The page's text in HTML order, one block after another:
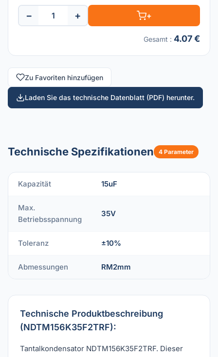
− + +
Gesamt : 4.07 €
Zu Favoriten hinzufügen
Laden Sie das technische Datenblatt (PDF) herunter.
Technische Spezifikationen 4 Parameter
Kapazität 15uF
Max.
Betriebsspannung
35V
Toleranz ±10%
Abmessungen RM2mm
Technische Produktbeschreibung
(NDTM156K35F2TRF):
Tantalkondensator NDTM156K35F2TRF. Dieser